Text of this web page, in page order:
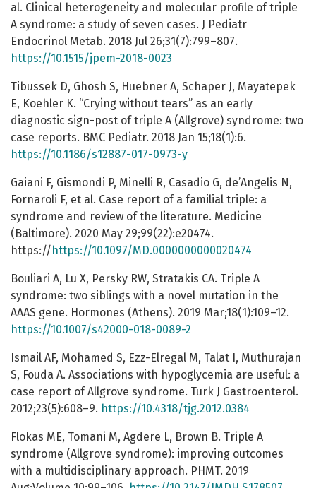
al. Clinical heterogeneity and molecular profile of triple
A syndrome: a study of seven cases. J Pediatr
Endocrinol Metab. 2018 Jul 26;31(7):799–807.
https://10.1515/jpem-2018-0023
Tibussek D, Ghosh S, Huebner A, Schaper J, Mayatepek
E, Koehler K. “Crying without tears” as an early
diagnostic sign-post of triple A (Allgrove) syndrome: two
case reports. BMC Pediatr. 2018 Jan 15;18(1):6.
https://10.1186/s12887-017-0973-y
Gaiani F, Gismondi P, Minelli R, Casadio G, de’Angelis N,
Fornaroli F, et al. Case report of a familial triple: a
syndrome and review of the literature. Medicine
(Baltimore). 2020 May 29;99(22):e20474.
https:// https://10.1097/MD.0000000000020474
Bouliari A, Lu X, Persky RW, Stratakis CA. Triple A
syndrome: two siblings with a novel mutation in the
AAAS gene. Hormones (Athens). 2019 Mar;18(1):109–12.
https://10.1007/s42000-018-0089-2
Ismail AF, Mohamed S, Ezz-Elregal M, Talat I, Muthurajan
S, Fouda A. Associations with hypoglycemia are useful: a
case report of Allgrove syndrome. Turk J Gastroenterol.
2012;23(5):608–9. https://10.4318/tjg.2012.0384
Flokas ME, Tomani M, Agdere L, Brown B. Triple A
syndrome (Allgrove syndrome): improving outcomes
with a multidisciplinary approach. PHMT. 2019